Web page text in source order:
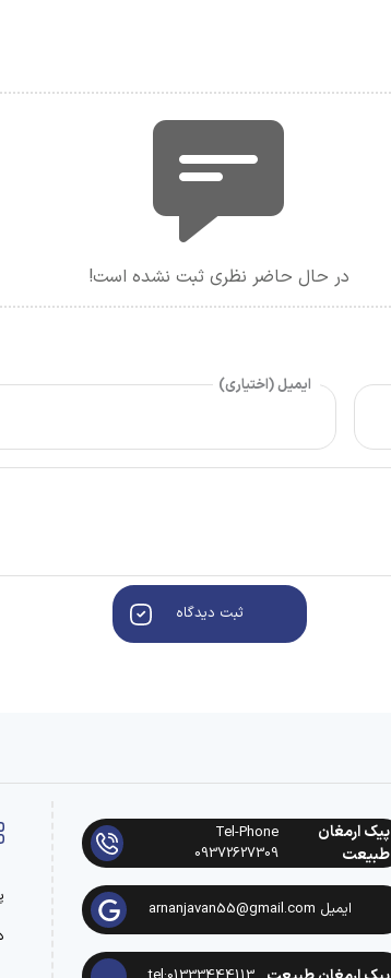
در حال حاضر نظری ثبت نشده است!
ایمیل (اختیاری)
ثبت دیدگاه
پیک ارمغان
طبیعت
Tel-Phone
09372627309
ایمیل arnanjavan55@gmail.com